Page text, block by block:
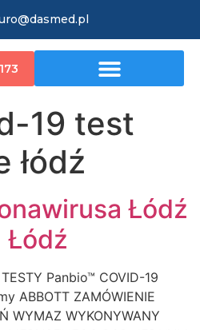
19 test
łódź
Łódź
Łódź
Panbio™ COVID-19
ABBOTT ZAMÓWIENIE
WYMAZ WYKONYWANY